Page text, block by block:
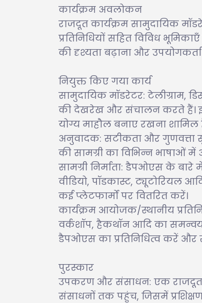
कार्यक्रम अवलोकन
राजदूत कार्यक्रम सामुदायिक
प्रतिनिधियों सहित विविध
की दृश्यता बढ़ाना और
नियुक्त किए गया कार्य
सामुदायिक मॉडरेटर: टेलीग्राम,
की देखरेख और संचालन करते हैं।
योग्य माहौल बनाए रखना शामिल
अनुवादक: सटीकता और गुणवत्ता
की सामग्री का विभिन्न भाषाओं
सामग्री निर्माता: डैपओएस के
वीडियो, पॉडकास्ट, ट्यूटोरियल
कई प्लेटफार्मों पर वितरित करें।
कार्यक्रम आयोजक/स्थानीय
वर्कशॉप, हैकथॉन आदि का
डैपओएस का प्रतिनिधित्व करें और
पुरस्कार
उपकरण और संसाधन: एक
संसाधनों तक पहुंच, जिसमें